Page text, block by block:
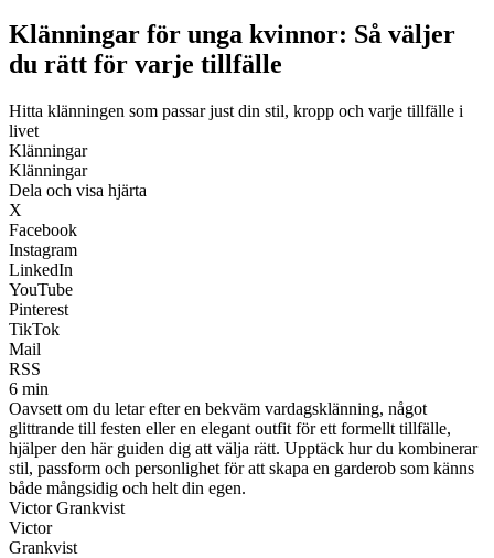
Klänningar för unga kvinnor: Så väljer
du rätt för varje tillfälle
Hitta klänningen som passar just din stil, kropp och varje tillfälle i
livet
Klänningar
Klänningar
Dela och visa hjärta
X
Facebook
Instagram
LinkedIn
YouTube
Pinterest
TikTok
Mail
RSS
6 min
Oavsett om du letar efter en bekväm vardagsklänning, något
glittrande till festen eller en elegant outfit för ett formellt tillfälle,
hjälper den här guiden dig att välja rätt. Upptäck hur du kombinerar
stil, passform och personlighet för att skapa en garderob som känns
både mångsidig och helt din egen.
Victor Grankvist
Victor
Grankvist